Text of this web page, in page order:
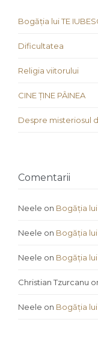
Bogăția lui TE
Dificultatea
Religia viitorului
CINE ȚINE PÂINEA
Despre misteriosul
Comentarii
Neele on Bogăția lui
Neele on Bogăția lui
Neele on Bogăția lui
Christian Tzurcanu
Neele on Bogăția lui